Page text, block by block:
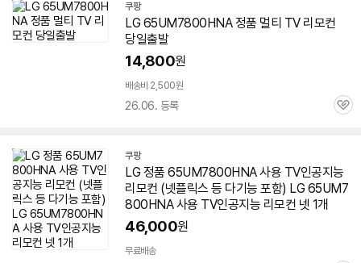
쿠팡
LG 65UM7800HNA정품 멀티 TV 리모컨
당일출발
14,800원
배송비 2,500원
26.06. 등록
관
쿠팡
LG 정품 65UM7800HNA사용 TV인공지능
리모컨 (넷플릭스 등 다기능 포함) LG 65UM7
800HNA사용 TV인공지능 리모컨 넷 1개
46,000원
무료배송